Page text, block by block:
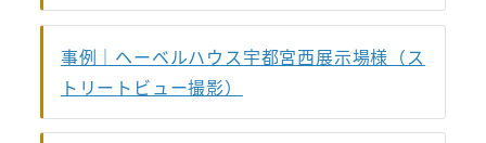
事例｜ヘーベルハウス宇都宮西展示場様（ス
トリートビュー撮影）